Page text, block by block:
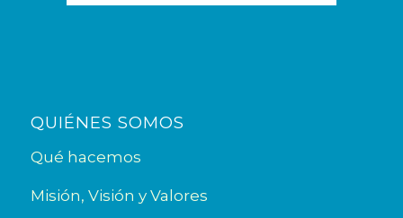
QUIÉNES SOMOS
Qué hacemos
Misión, Visión y Valores